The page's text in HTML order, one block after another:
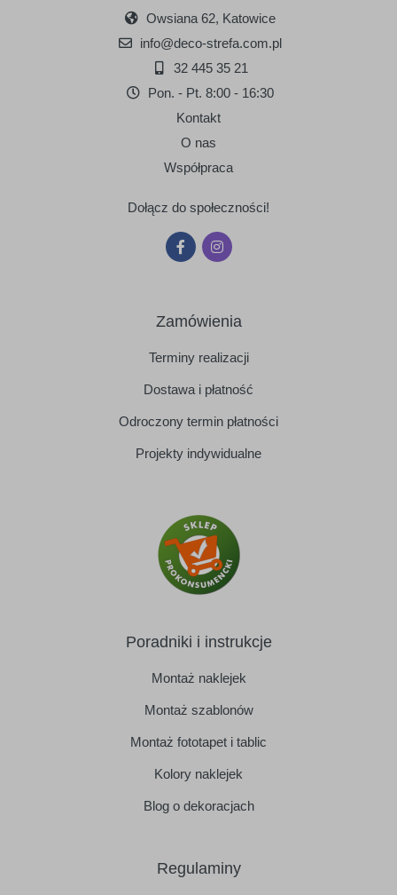
Owsiana 62, Katowice
info@deco-strefa.com.pl
32 445 35 21
Pon. - Pt. 8:00 - 16:30
Kontakt
O nas
Współpraca
Dołącz do społeczności!
Zamówienia
Terminy realizacji
Dostawa i płatność
Odroczony termin płatności
Projekty indywidualne
Poradniki i instrukcje
Montaż naklejek
Montaż szablonów
Montaż fototapet i tablic
Kolory naklejek
Blog o dekoracjach
Regulaminy